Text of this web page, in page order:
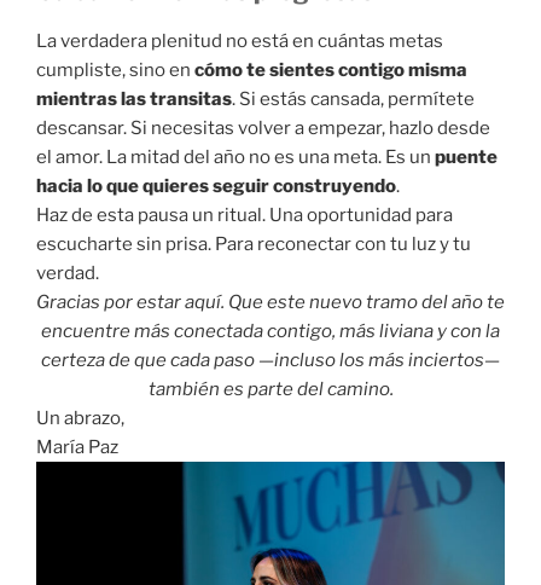
Laverdadera plenitud noestáen cuántas metas
cumpliste,sinoen cómotesientescontigomisma
mientraslastransitas. Si estás cansada, permítete
descansar. Si necesitas volveraempezar, hazlodesde
el amor. La mitad del año noes una meta. Es un puente
hacia loquequieresseguirconstruyendo.
Hazde esta pausa un ritual. Unaoportunidad para
escucharte sin prisa. Para reconectarcon tu luzytu
verdad.
Gracias porestaraquí. Queestenuevotramodelañote
encuentremás conectadacontigo, más liviana ycon la
certezadequecadapaso —inclusolos más inciertos—
también es partedelcamino.
Un abrazo,
María Paz